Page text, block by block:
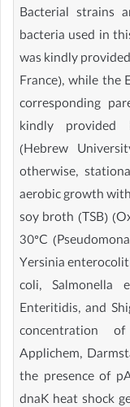
Bacterial strains
bacteria used in
was kindly
France), while the
corresponding
kindly provided
(Hebrew
otherwise,
aerobic growth
soy broth (TSB)
30°C
Yersinia
coli, Salmonella
Enteritidis, and
concentration
Applichem,
the presence of
dnaK heat shock